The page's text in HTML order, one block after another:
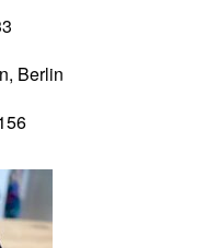
Berlin